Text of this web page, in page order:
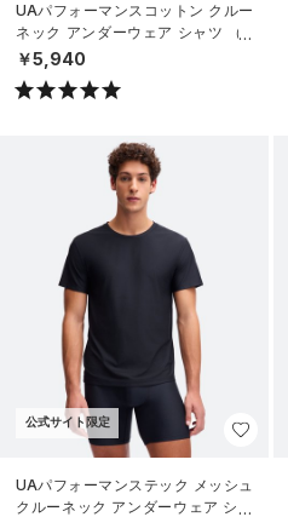
UAパフォーマンスコットン クルー
ネック アンダーウェア シャツ （2
枚セット）（ライフスタイル/ME
N）
￥5,940
公式サイト限定
UAパフォーマンステック メッシュ
クルーネック アンダーウェア シャ